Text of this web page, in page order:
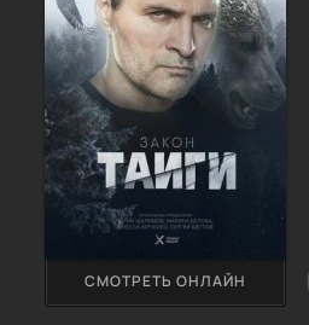
СМОТРЕТЬ ОНЛАЙН